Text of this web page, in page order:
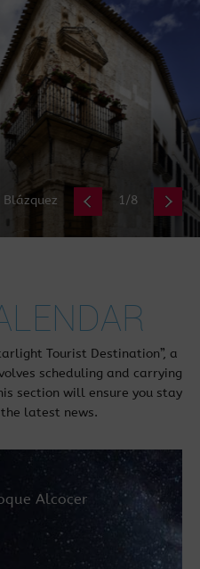
LA RODA ALCAÑABATE
2/8
Tourist Destination”, a
scheduling and carrying
section will ensure you stay
latest news.
Alcocer